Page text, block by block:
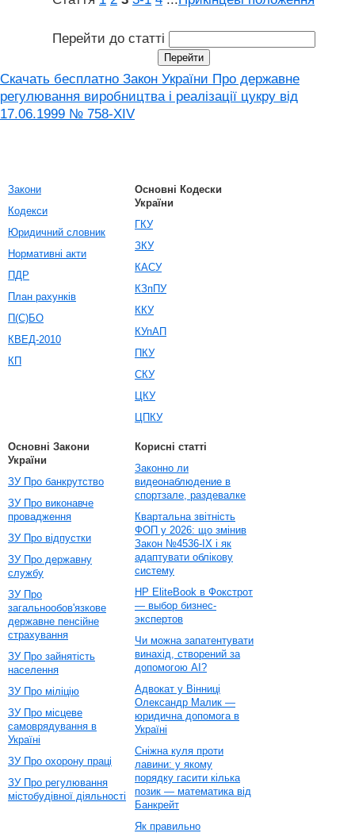
Перейти до статті
Скачать бесплатно Закон України Про державне
регулювання виробництва і реалізації цукру від
17.06.1999 № 758-XIV
Закони
Кодекси
Юридичний словник
Нормативні акти
ПДР
План рахунків
П(С)БО
КВЕД-2010
КП
Основні Кодески
України
ГКУ
ЗКУ
КАСУ
КЗпПУ
ККУ
КУпАП
ПКУ
СКУ
ЦКУ
ЦПКУ
Основні Закони
України
ЗУ Про банкрутство
ЗУ Про виконавче
провадження
ЗУ Про відпустки
ЗУ Про державну
службу
ЗУ Про
загальнообов'язкове
державне пенсійне
страхування
ЗУ Про зайнятість
населення
ЗУ Про міліцію
ЗУ Про місцеве
самоврядування в
Україні
ЗУ Про охорону праці
ЗУ Про регулювання
містобудівної діяльності
Корисні статті
Законно ли
видеонаблюдение в
спортзале, раздевалке
Квартальна звітність
ФОП у 2026: що змінив
Закон №4536-IX і як
адаптувати облікову
систему
HP EliteBook в Фокстрот
— выбор бизнес-
экспертов
Чи можна запатентувати
винахід, створений за
допомогою AI?
Адвокат у Вінниці
Олександр Малик —
юридична допомога в
Україні
Сніжна куля проти
лавини: у якому
порядку гасити кілька
позик — математика від
Банкрейт
Як правильно